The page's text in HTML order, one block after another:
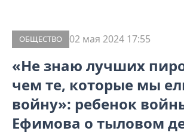
ОБЩЕСТВО 02 мая 2024 17:55
«Не знаю лучших
чем те, которые мы
войну»: ребенок
Ефимова о тыловом